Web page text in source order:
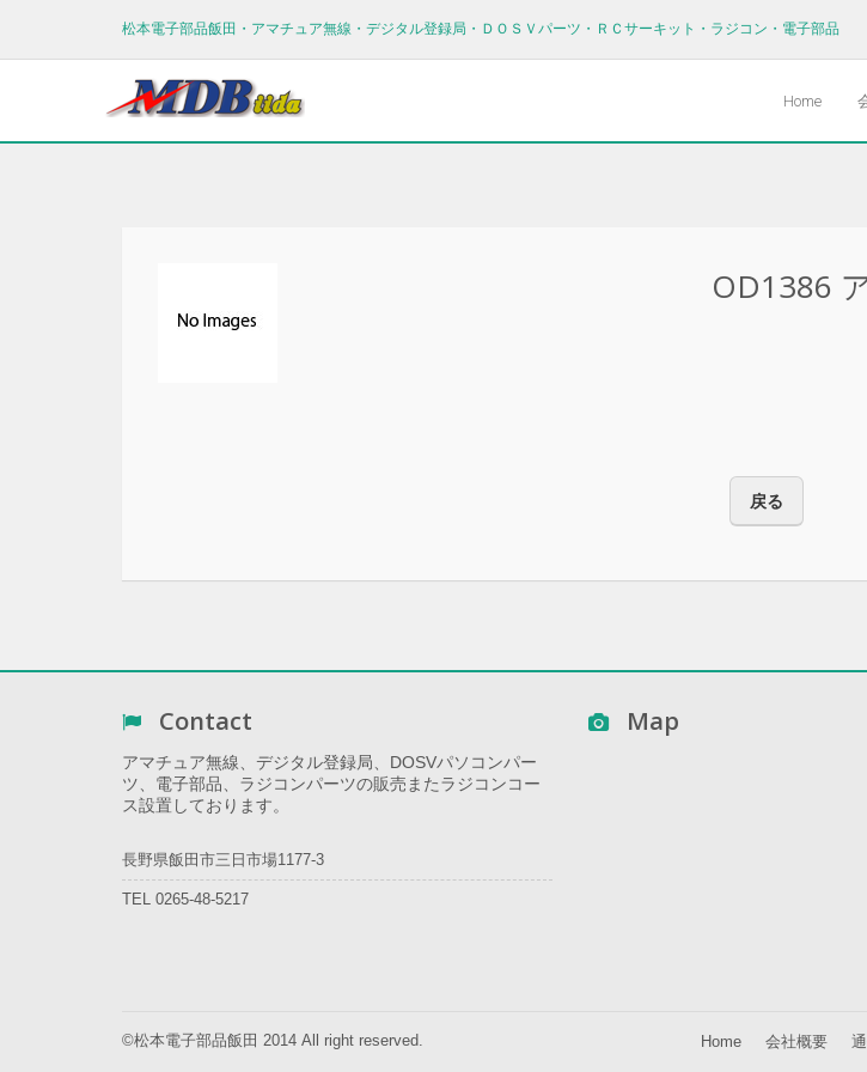
松本電子部品飯田・アマチュア無線・デジタル登録局・ＤＯＳＶパーツ・ＲＣサーキット・ラジコン・電子部品
Home
OD1386
戻る
Contact
アマチュア無線、デジタル登録局、DOSVパソコンパー
ツ、電子部品、ラジコンパーツの販売またラジコンコー
ス設置しております。
長野県飯田市三日市場1177-3
TEL 0265-48-5217
Map
©松本電子部品飯田 2014 All right reserved. Home 会社概要